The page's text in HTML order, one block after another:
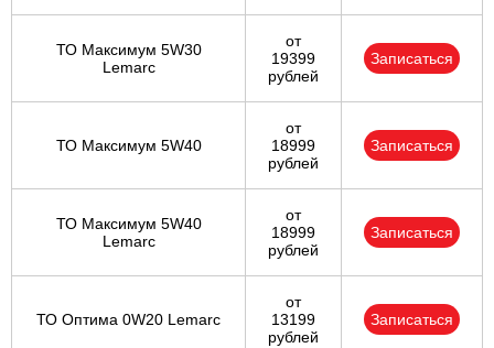
ТО Максимум 5W30
Lemarc
от
19399
рублей
Записаться
ТО Максимум 5W40
от
18999
рублей
Записаться
ТО Максимум 5W40
Lemarc
от
18999
рублей
Записаться
ТО Оптима 0W20 Lemarc
от
13199
рублей
Записаться